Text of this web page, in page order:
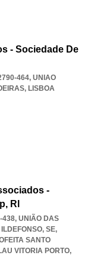
- Sociedade De
464, UNIAO
, LISBOA
-
Rl
438, UNIÃO DAS
SE,
SANTO
VITORIA PORTO,